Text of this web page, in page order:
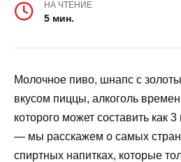
НА ЧТЕНИЕ
5 мин.
Молочное пиво, шнапс с
вкусом пиццы, алкоголь
которого может составить как
— мы расскажем о самых
спиртных напитках, которые